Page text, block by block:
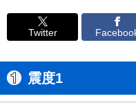
Twitter
震度1